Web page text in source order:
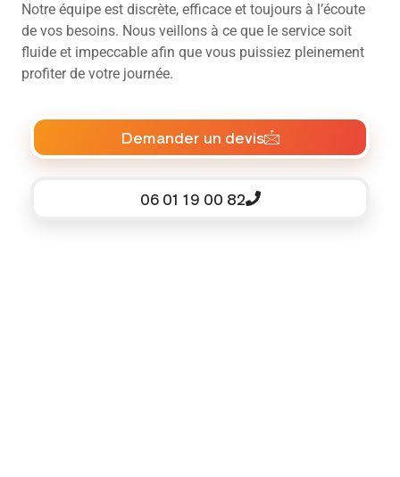
Notre équipe est discrète, efficace et toujours à l’écoute
de vos besoins. Nous veillons à ce que le service soit
fluide et impeccable afin que vous puissiez pleinement
profiter de votre journée.
Demander un devis
06 01 19 00 82